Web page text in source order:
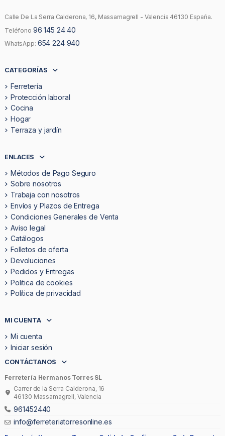
Calle De La Serra Calderona, 16, Massamagrell - Valencia 46130 España.
Teléfono 96 145 24 40
WhatsApp: 654 224 940
CATEGORÍAS
Ferretería
Protección laboral
Cocina
Hogar
Terraza y jardín
ENLACES
Métodos de Pago Seguro
Sobre nosotros
Trabaja con nosotros
Envíos y Plazos de Entrega
Condiciones Generales de Venta
Aviso legal
Catálogos
Folletos de oferta
Devoluciones
Pedidos y Entregas
Politica de cookies
Política de privacidad
MI CUENTA
Mi cuenta
Iniciar sesión
CONTÁCTANOS
Ferretería Hermanos Torres SL
Carrer de la Serra Calderona, 16
46130 Massamagrell, Valencia
961452440
info@ferreteriatorresonline.es